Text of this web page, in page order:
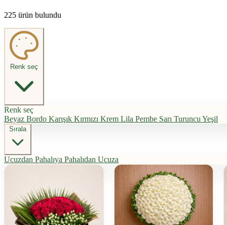
225 ürün bulundu
Renk seç
Renk seç
Beyaz Bordo Karışık Kırmızı Krem Lila Pembe Sarı Turuncu Yeşil
Sırala
Ucuzdan Pahalıya Pahalıdan Ucuza